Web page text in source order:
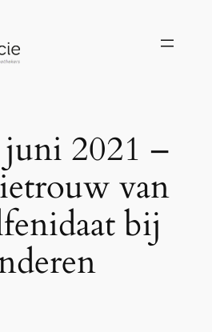
2021 –
van
bij